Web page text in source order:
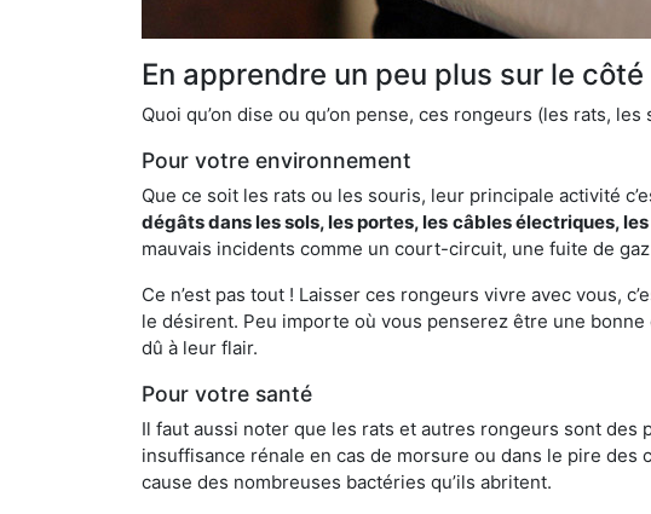
En apprendre un peu plus sur le
Quoi qu’on dise ou qu’on pense, ces rongeurs (les rats,
Pour votre environnement
Que ce soit les rats ou les souris, leur principale activité
dégâts dans les sols, les portes, les câbles électriques,
mauvais incidents comme un court-circuit, une fuite de
Ce n’est pas tout ! Laisser ces rongeurs vivre avec vous,
le désirent. Peu importe où vous penserez être une
dû à leur flair.
Pour votre santé
Il faut aussi noter que les rats et autres rongeurs sont
insuffisance rénale en cas de morsure ou dans le pire
cause des nombreuses bactéries qu’ils abritent.